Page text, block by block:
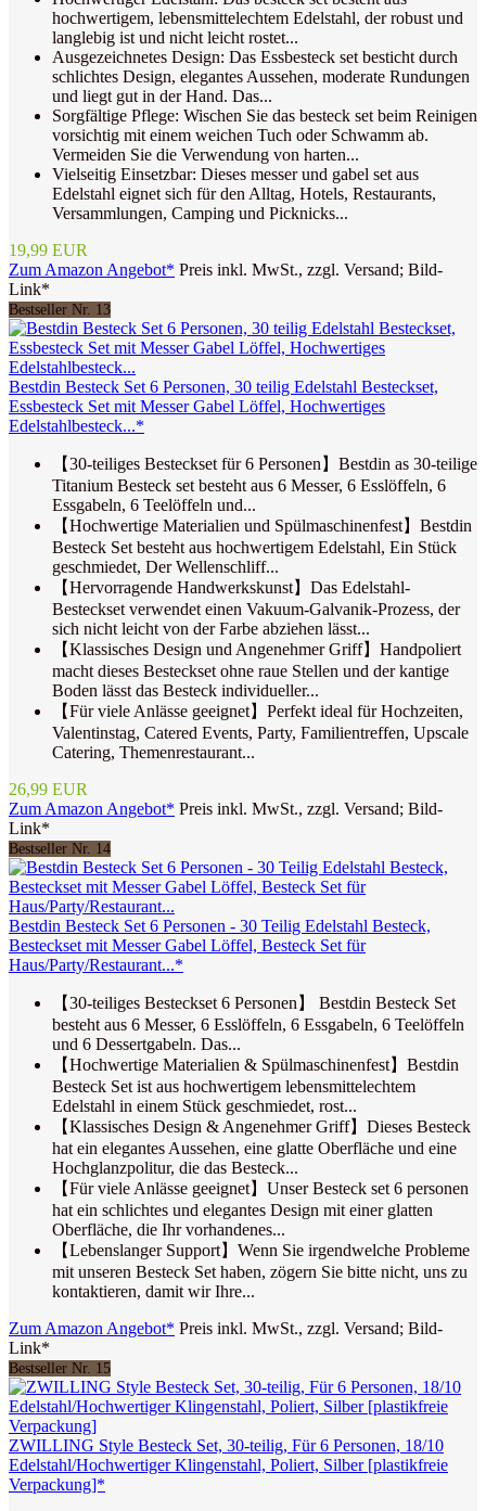
hochwertigem, lebensmittelechtem Edelstahl, der robust und
langlebig ist und nicht leicht rostet...
Ausgezeichnetes Design: Das Essbesteck set besticht durch
schlichtes Design, elegantes Aussehen, moderate Rundungen
und liegt gut in der Hand. Das...
Sorgfältige Pflege: Wischen Sie das besteck set beim Reinigen
vorsichtig mit einem weichen Tuch oder Schwamm ab.
Vermeiden Sie die Verwendung von harten...
Vielseitig Einsetzbar: Dieses messer und gabel set aus
Edelstahl eignet sich für den Alltag, Hotels, Restaurants,
Versammlungen, Camping und Picknicks...
19,99 EUR
Zum Amazon Angebot* Preis inkl. MwSt., zzgl. Versand; Bild-
Link*
Bestseller Nr. 13
Bestdin Besteck Set 6 Personen, 30 teilig Edelstahl Besteckset,
Essbesteck Set mit Messer Gabel Löffel, Hochwertiges
Edelstahlbesteck...*
【30-teiliges Besteckset für 6 Personen】Bestdin as 30-teilige
Titanium Besteck set besteht aus 6 Messer, 6 Esslöffeln, 6
Essgabeln, 6 Teelöffeln und...
【Hochwertige Materialien und Spülmaschinenfest】Bestdin
Besteck Set besteht aus hochwertigem Edelstahl, Ein Stück
geschmiedet, Der Wellenschliff...
【Hervorragende Handwerkskunst】Das Edelstahl-
Besteckset verwendet einen Vakuum-Galvanik-Prozess, der
sich nicht leicht von der Farbe abziehen lässt...
【Klassisches Design und Angenehmer Griff】Handpoliert
macht dieses Besteckset ohne raue Stellen und der kantige
Boden lässt das Besteck individueller...
【Für viele Anlässe geeignet】Perfekt ideal für Hochzeiten,
Valentinstag, Catered Events, Party, Familientreffen, Upscale
Catering, Themenrestaurant...
26,99 EUR
Zum Amazon Angebot* Preis inkl. MwSt., zzgl. Versand; Bild-
Link*
Bestseller Nr. 14
Bestdin Besteck Set 6 Personen - 30 Teilig Edelstahl Besteck,
Besteckset mit Messer Gabel Löffel, Besteck Set für
Haus/Party/Restaurant...*
【30-teiliges Besteckset 6 Personen】 Bestdin Besteck Set
besteht aus 6 Messer, 6 Esslöffeln, 6 Essgabeln, 6 Teelöffeln
und 6 Dessertgabeln. Das...
【Hochwertige Materialien & Spülmaschinenfest】Bestdin
Besteck Set ist aus hochwertigem lebensmittelechtem
Edelstahl in einem Stück geschmiedet, rost...
【Klassisches Design & Angenehmer Griff】Dieses Besteck
hat ein elegantes Aussehen, eine glatte Oberfläche und eine
Hochglanzpolitur, die das Besteck...
【Für viele Anlässe geeignet】Unser Besteck set 6 personen
hat ein schlichtes und elegantes Design mit einer glatten
Oberfläche, die Ihr vorhandenes...
【Lebenslanger Support】Wenn Sie irgendwelche Probleme
mit unseren Besteck Set haben, zögern Sie bitte nicht, uns zu
kontaktieren, damit wir Ihre...
Zum Amazon Angebot* Preis inkl. MwSt., zzgl. Versand; Bild-
Link*
Bestseller Nr. 15
ZWILLING Style Besteck Set, 30-teilig, Für 6 Personen, 18/10
Edelstahl/Hochwertiger Klingenstahl, Poliert, Silber [plastikfreie
Verpackung]*